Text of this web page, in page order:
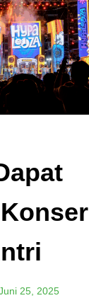
25, 2025